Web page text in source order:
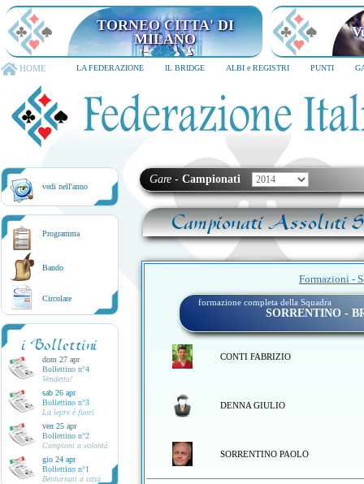
TORNEO CITTA' DI
MILANO
HOME LA FEDERAZIONE IL BRIDGE ALBI e REGISTRI PUNTI
vedi nell'anno
Programma
Bando
Circolare
i Bollettini
dom 27 apr
Bollettino n°4
Vendetta!
sab 26 apr
Bollettino n°3
La lepre è fuori
ven 25 apr
Bollettino n°2
Campioni a volontà
gio 24 apr
Bollettino n°1
Bentornati a casa
Gare - Campionati
Campionati Assoluti
Formazioni -
formazione completa della Squadra
SORRENTINO -
CONTI FABRIZIO
DENNA GIULIO
SORRENTINO PAOLO